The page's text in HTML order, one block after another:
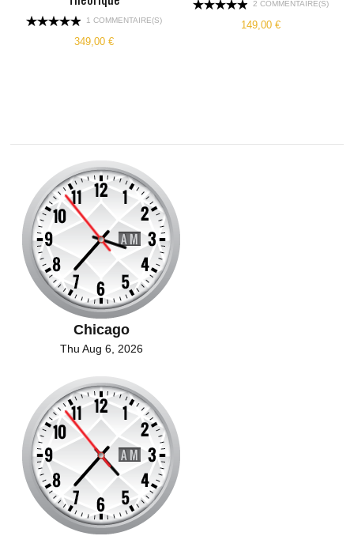
1 COMMENTAIRE(S)
349,00 €
2 COMMENTAIRE(S)
149,00 €
Chicago
Thu Aug 6, 2026